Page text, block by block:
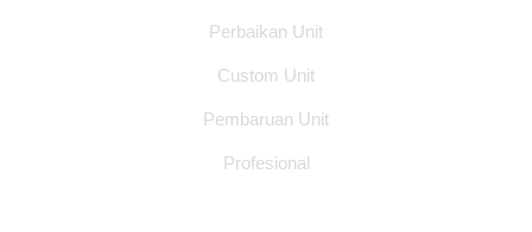
Perbaikan Unit
Custom Unit
Pembaruan Unit
Profesional